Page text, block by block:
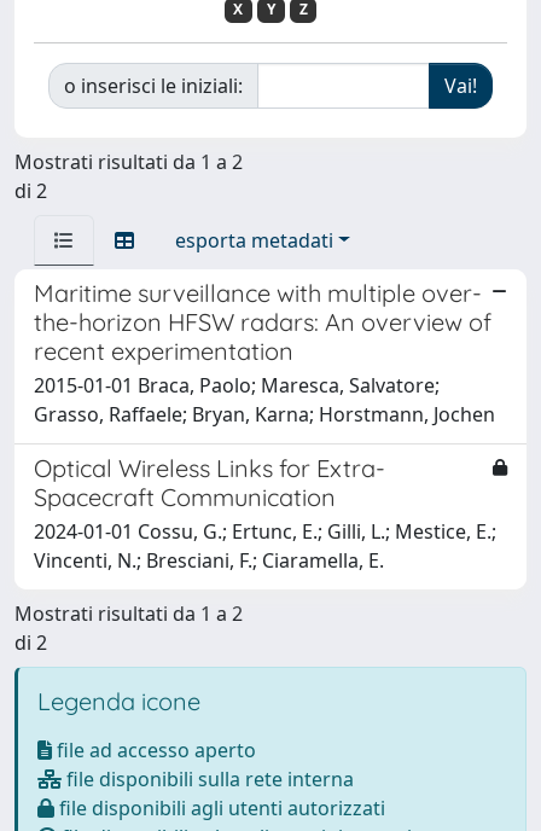
X
Y Z
o inserisci le iniziali:
Mostrati risultati da 1 a 2
di 2
esporta metadati
Maritime surveillance with multiple over-
the-horizon HFSW radars: An overview of
recent experimentation
2015-01-01 Braca, Paolo; Maresca, Salvatore;
Grasso, Raffaele; Bryan, Karna; Horstmann, Jochen
Optical Wireless Links for Extra-
Spacecraft Communication
2024-01-01 Cossu, G.; Ertunc, E.; Gilli, L.; Mestice, E.;
Vincenti, N.; Bresciani, F.; Ciaramella, E.
Mostrati risultati da 1 a 2
di 2
Legenda icone
file ad accesso aperto
file disponibili sulla rete interna
file disponibili agli utenti autorizzati